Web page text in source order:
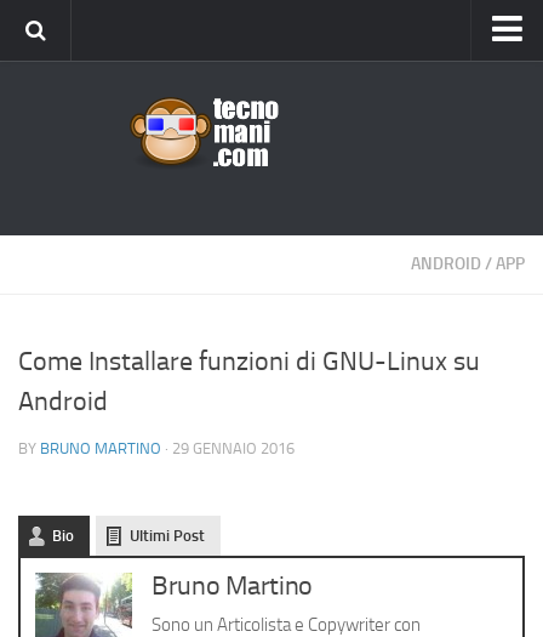
Cellulari
Gadget
Recensioni
Privacy
Cerca
ANDROID /APP
Come Installare funzioni di GNU-Linux su
Android
BY BRUNO MARTINO · 29 GENNAIO 2016
Bio Ultimi Post
Bruno Martino
Sono un Articolista e Copywriter con